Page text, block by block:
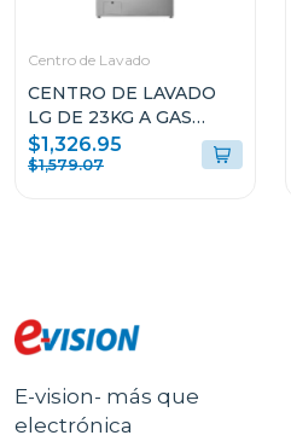
Centro de Lavado
CENTRO DE LAVADO
LG DE 23KG A GAS
COLOR GRIS
WM23VFXS6/DF74VFXS6B
$1,326.95
$1,579.07
E-vision- más que
electrónica